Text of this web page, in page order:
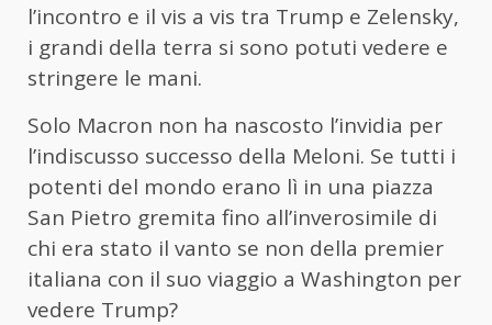
l’incontro e il vis a vis tra Trump e Zelensky,
i grandi della terra si sono potuti vedere e
stringere le mani.
Solo Macron non ha nascosto l’invidia per
l’indiscusso successo della Meloni. Se tutti i
potenti del mondo erano lì in una piazza
San Pietro gremita fino all’inverosimile di
chi era stato il vanto se non della premier
italiana con il suo viaggio a Washington per
vedere Trump?